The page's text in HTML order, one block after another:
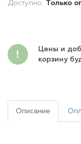
Доступно: Только
Цены и
корзину
Описание